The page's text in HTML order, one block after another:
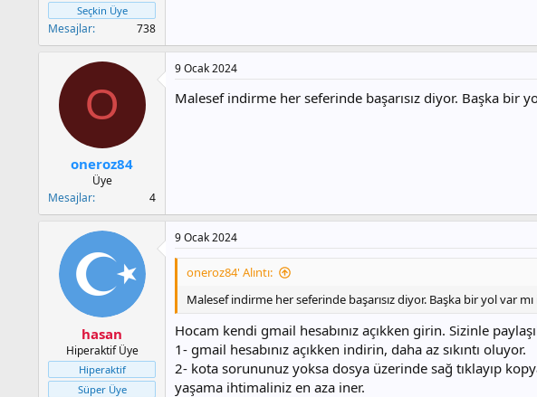
Seçkin Üye
Mesajlar 738
O
oneroz84
Üye
Mesajlar
4
9 Ocak 2024
Malesef indirme her seferinde başarısız diyor. Başka bir
hasan
Hiperaktif Üye
Hiperaktif
Süper Üye
9 Ocak 2024
oneroz84' Alıntı:
Malesef indirme her seferinde başarısız diyor. Başka bir yol var
Hocam kendi gmail hesabınız açıkken girin. Sizinle
1- gmail hesabınız açıkken indirin, daha az sıkıntı oluyor.
2- kota sorununuz yoksa dosya üzerinde sağ tıklayıp
yaşama ihtimaliniz en aza iner.